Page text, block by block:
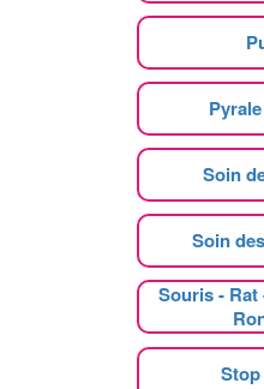
Soin
Soin
Souris - Rat